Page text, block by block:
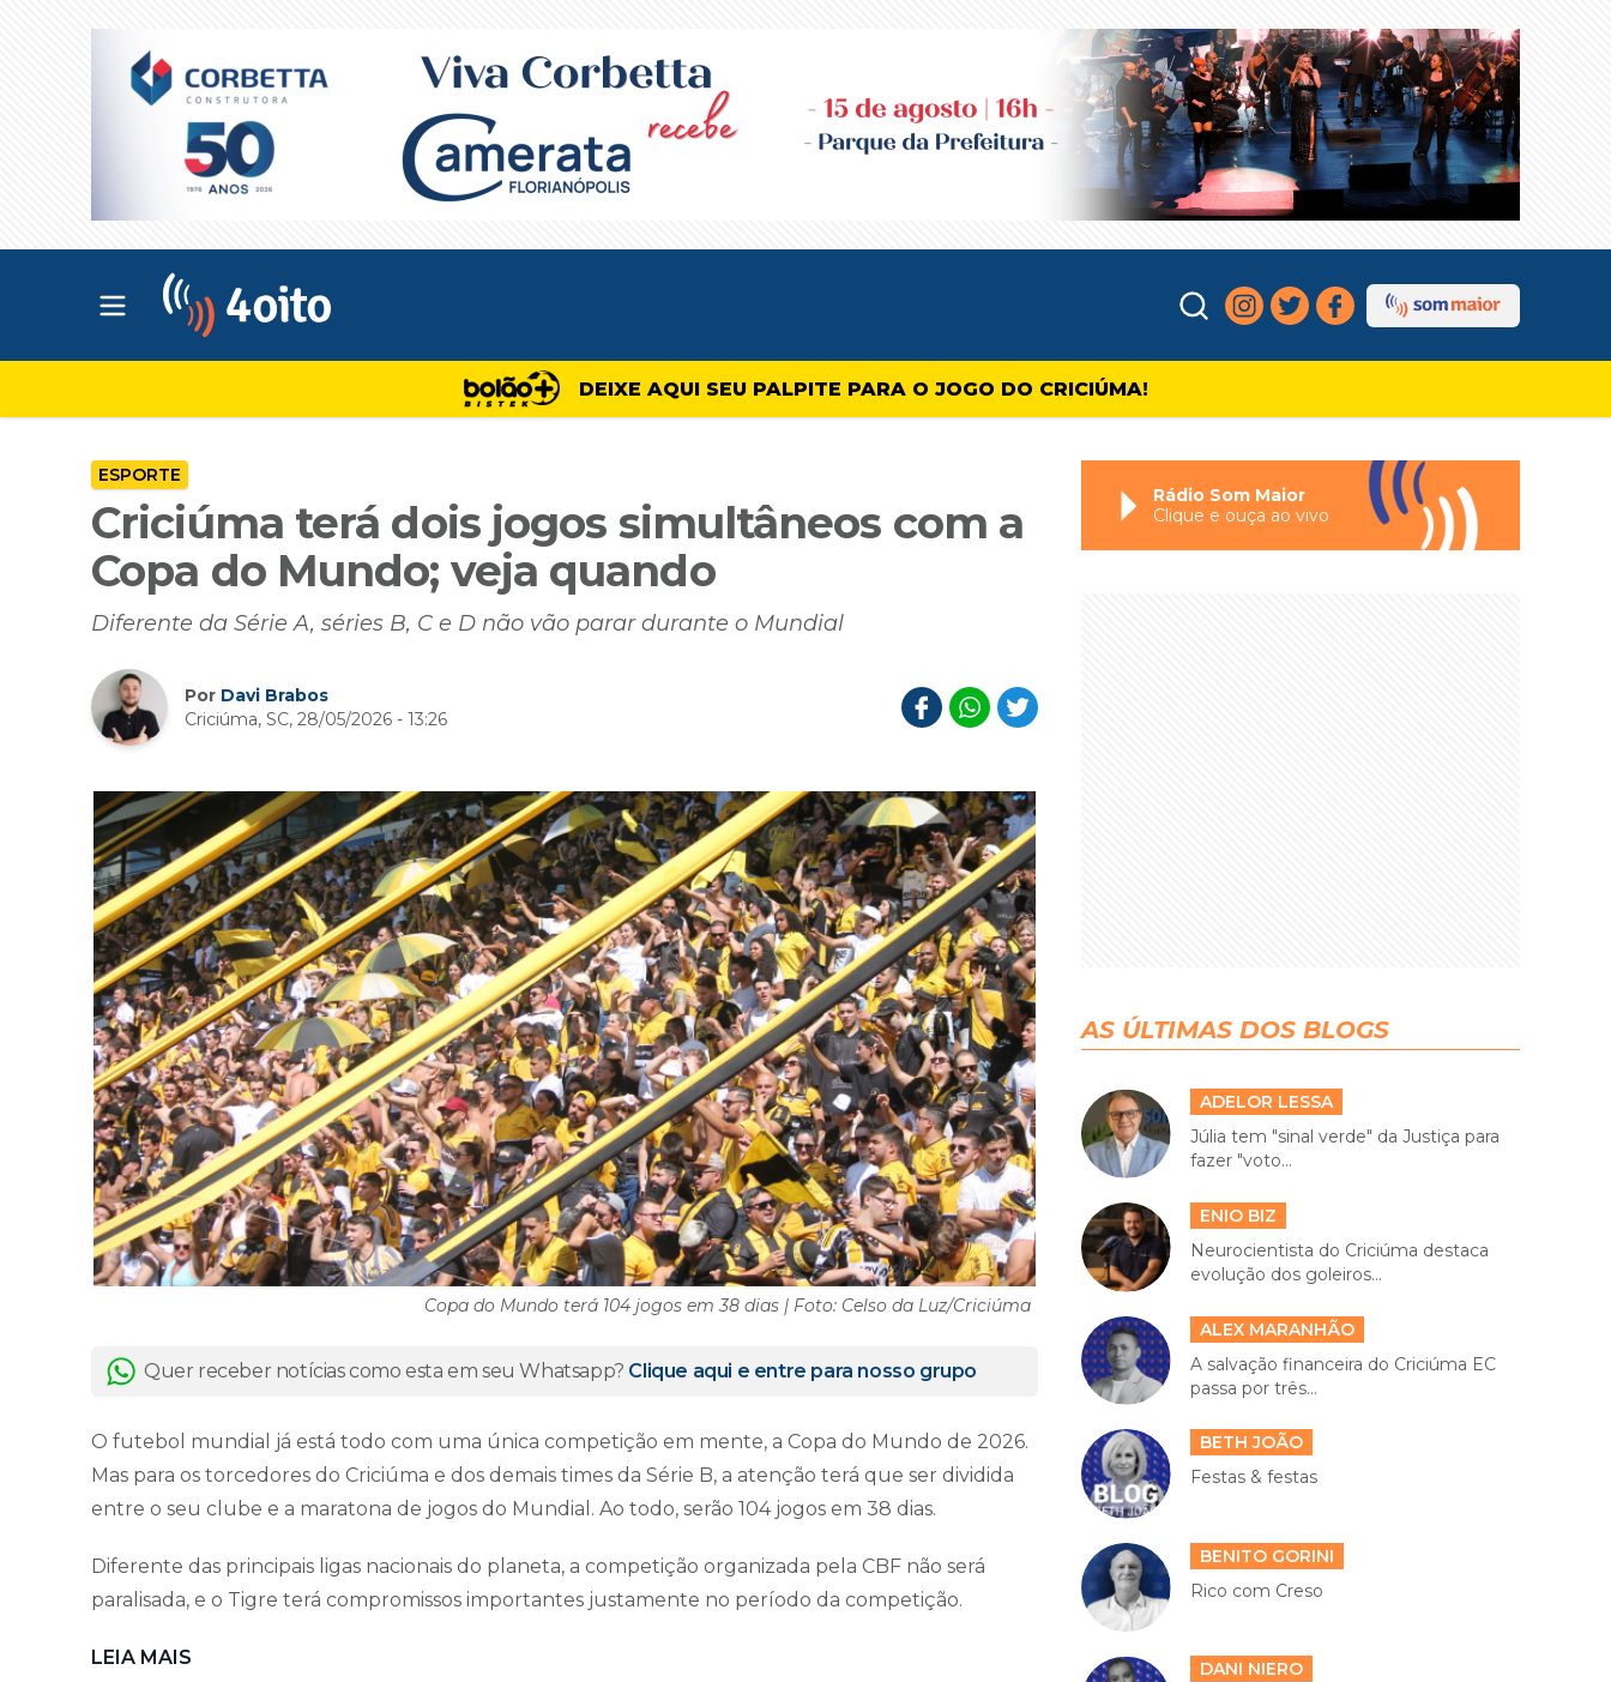
Abrir menu principal
DEIXE AQUI SEU PALPITE PARA O JOGO DO CRICIÚMA!
ESPORTE
Criciúma terá dois jogos simultâneos com a
Copa do Mundo; veja quando
Diferente da Série A, séries B, C e D não vão parar durante o Mundial
Por Davi Brabos
Criciúma, SC, 28/05/2026 - 13:26
Copa do Mundo terá 104 jogos em 38 dias | Foto: Celso da Luz/Criciúma
Quer receber notícias como esta em seu Whatsapp? Clique aqui e entre para nosso grupo
O futebol mundial já está todo com uma única competição em mente, a Copa do Mundo de 2026.
Mas para os torcedores do Criciúma e dos demais times da Série B, a atenção terá que ser dividida
entre o seu clube e a maratona de jogos do Mundial. Ao todo, serão 104 jogos em 38 dias.
Diferente das principais ligas nacionais do planeta, a competição organizada pela CBF não será
paralisada, e o Tigre terá compromissos importantes justamente no período da competição.
LEIA MAIS
Rádio Som Maior
Clique e ouça ao vivo
AS ÚLTIMAS DOS BLOGS
ADELOR LESSA
Júlia tem "sinal verde" da Justiça para
fazer "voto...
ENIO BIZ
Neurocientista do Criciúma destaca
evolução dos goleiros...
ALEX MARANHÃO
A salvação financeira do Criciúma EC
passa por três...
BETH JOÃO
Festas & festas
BENITO GORINI
Rico com Creso
DANI NIERO